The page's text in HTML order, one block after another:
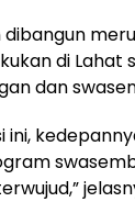
di
dan
ini,